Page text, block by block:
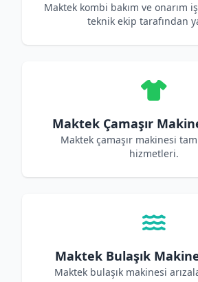
Maktek kombi bakım ve onarım
teknik ekip tarafından
Maktek Çamaşır
Maktek çamaşır makinesi
hizmetleri.
Maktek Bulaşık
Maktek bulaşık makinesi